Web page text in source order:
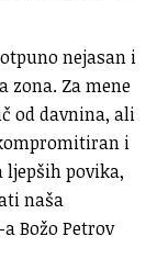
nejasan i
zona. Za mene
od davnina, ali
i
povika,
naša
Božo Petrov